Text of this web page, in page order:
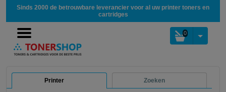
Sinds 2000 de betrouwbare leverancier voor al uw printer toners en
cartridges
0
Printer Zoeken